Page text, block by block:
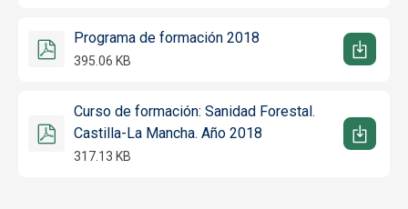
Programa de formación 2018
395.06 KB
Curso de formación: Sanidad Forestal.
Castilla-La Mancha. Año 2018
317.13 KB